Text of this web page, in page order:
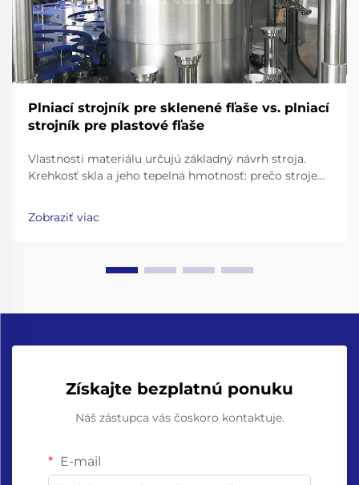
Plniací strojník pre sklenené fľaše vs. plniací
strojník pre plastové fľaše
Vlastnosti materiálu určujú základný návrh stroja.
Krehkosť skla a jeho tepelná hmotnosť: prečo stroje
dopravníky s tlmičmi nárazov a presné upínacie
čeľuste na uchopenie hrdla. Práca so sklenenými
Zobraziť viac
Získajte bezplatnú ponuku
Náš zástupca vás čoskoro kontaktuje.
E-mail